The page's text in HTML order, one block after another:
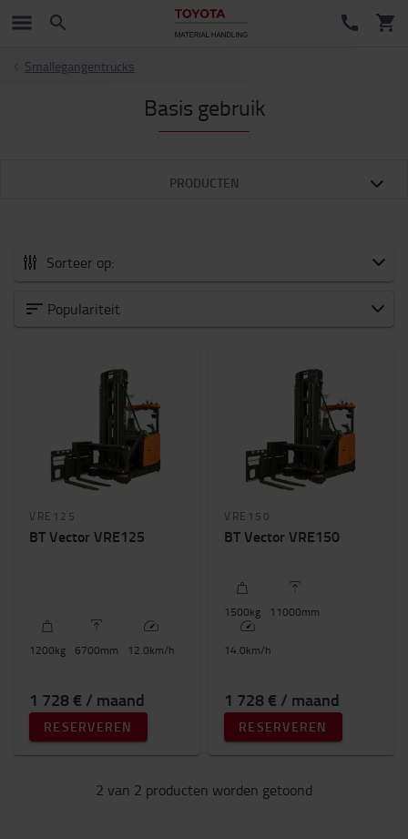
Smallegangentrucks
Basis gebruik
PRODUCTEN
Sorteer op:
Type toestel
Hefhoogte (mm)
6700mm 11000mm
Populariteit
VRE125
BT Vector VRE125
1200kg 6700mm 12.0km/h
1 728 € / maand
RESERVEREN
VRE150
BT Vector VRE150
1500kg 11000mm
14.0km/h
1 728 € / maand
RESERVEREN
2 van 2 producten worden getoond